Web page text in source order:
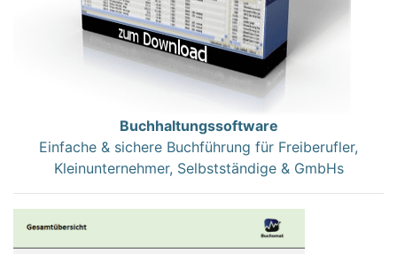
Buchhaltungssoftware
Einfache & sichere Buchführung für Freiberufler,
Kleinunternehmer, Selbstständige & GmbHs